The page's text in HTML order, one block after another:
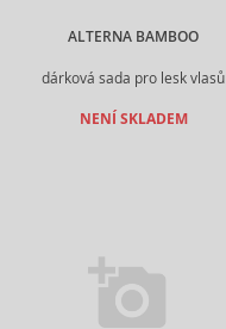
ALTERNA BAMBOO
dárková sada pro lesk vlasů
NENÍ SKLADEM